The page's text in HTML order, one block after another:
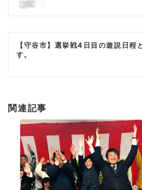
ビ
シ
ン
【守谷市】選挙戦4日目の遊説日程
す。
関連記事